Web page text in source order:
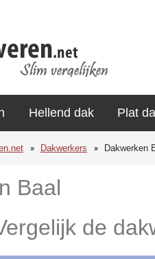
Hellend dak Plat
Dakwerkers Dakwerken
Baal
de